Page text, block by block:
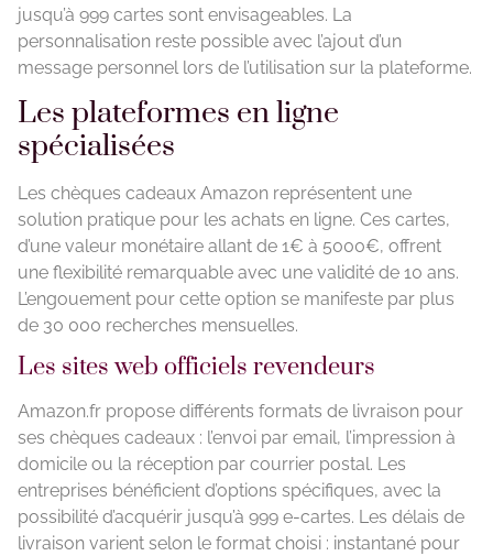
jusqu’à 999 cartes sont envisageables. La
personnalisation reste possible avec l’ajout d’un
message personnel lors de l’utilisation sur la plateforme.
Les plateformes en ligne
spécialisées
Les chèques cadeaux Amazon représentent une
solution pratique pour les achats en ligne. Ces cartes,
d’une valeur monétaire allant de 1€ à 5000€, offrent
une flexibilité remarquable avec une validité de 10 ans.
L’engouement pour cette option se manifeste par plus
de 30 000 recherches mensuelles.
Les sites web officiels revendeurs
Amazon.fr propose différents formats de livraison pour
ses chèques cadeaux : l’envoi par email, l’impression à
domicile ou la réception par courrier postal. Les
entreprises bénéficient d’options spécifiques, avec la
possibilité d’acquérir jusqu’à 999 e-cartes. Les délais de
livraison varient selon le format choisi : instantané pour